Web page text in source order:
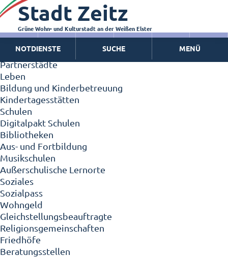
Zeitz - Die Kleinstadt
Willkommen in Zeitz!
Interview mit Oberbürgermeister Christian Thieme
Zeitz - Stadt der Zukunft
Ortschaften
Partnerstädte
Leben
Bildung und Kinderbetreuung
Kindertagesstätten
Schulen
Digitalpakt Schulen
Bibliotheken
Aus- und Fortbildung
Musikschulen
Außerschulische Lernorte
Soziales
Sozialpass
Wohngeld
Gleichstellungsbeauftragte
Religionsgemeinschaften
Friedhöfe
Beratungsstellen
Stadt Zeitz
Grüne Wohn- und Kulturstadt an der Weißen Elster
NOTDIENSTE SUCHE MENÜ